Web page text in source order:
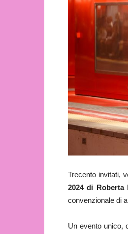
Trecento invitati,
2024 di Roberta
convenzionale di
Un evento unico,